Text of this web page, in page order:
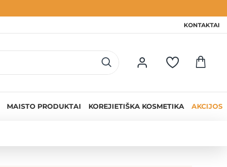
KONTAKTAI
MAISTO PRODUKTAI KOREJIETIŠKA KOSMETIKA AKCIJOS